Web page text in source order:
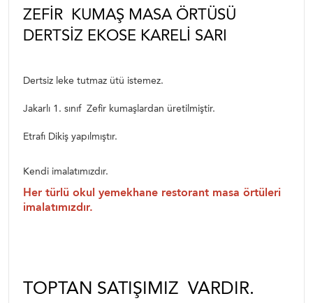
ZEFIR KUMAŞ MASA ÖRTÜSÜ
DERTSIZ EKOSE KARELI SARI
Dertsiz leke tutmaz ütü istemez.
Jakarlı 1. sınıf Zefir kumaşlardan üretilmiştir.
Etrafı Dikiş yapılmıştır.
Kendi imalatımızdır.
Her türlü okul yemekhane restorant masa örtüleri
imalatımızdır.
TOPTAN SATIŞIMIZ VARDIR.